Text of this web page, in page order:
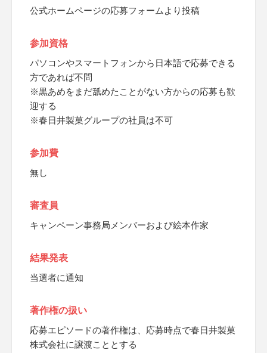
公式ホームページの応募フォームより投稿
参加資格
パソコンやスマートフォンから日本語で応募できる
方であれば不問
※黒あめをまだ舐めたことがない方からの応募も歓
迎する
※春日井製菓グループの社員は不可
参加費
無し
審査員
キャンペーン事務局メンバーおよび絵本作家
結果発表
当選者に通知
著作権の扱い
応募エピソードの著作権は、応募時点で春日井製菓
株式会社に譲渡こととする